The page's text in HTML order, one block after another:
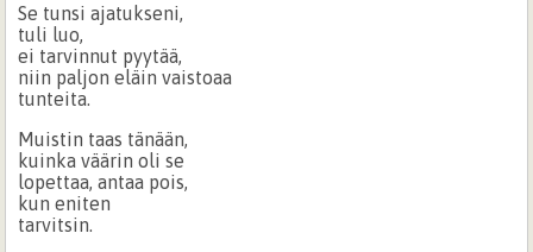
Se tunsi ajatukseni,
tuli luo,
ei tarvinnut pyytää,
niin paljon eläin vaistoaa
tunteita.
Muistin taas tänään,
kuinka väärin oli se
lopettaa, antaa pois,
kun eniten
tarvitsin.